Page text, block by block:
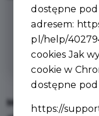
na
Mega Drwal
to
dostępne pod
adresem:
pl/help/
cookies Jak
cookie w
dostępne pod
https://